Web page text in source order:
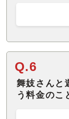
Q.6
舞妓さんと
う料金のこ